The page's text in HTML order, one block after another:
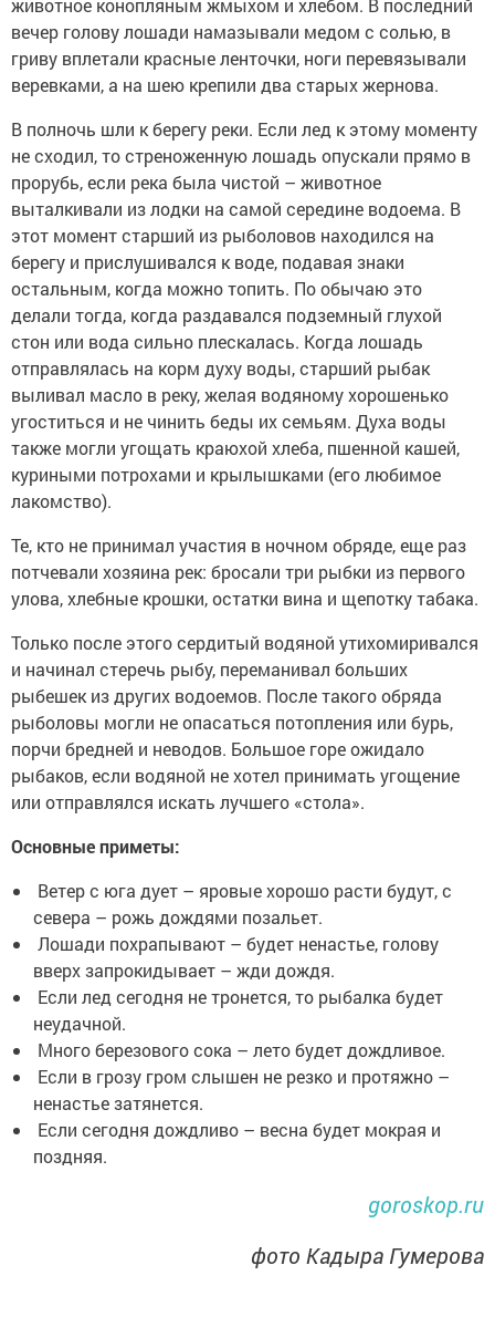
животное конопляным жмыхом и хлебом. В последний
вечер голову лошади намазывали медом с солью, в
гриву вплетали красные ленточки, ноги перевязывали
веревками, а на шею крепили два старых жернова.
В полночь шли к берегу реки. Если лед к этому моменту
не сходил, то стреноженную лошадь опускали прямо в
прорубь, если река была чистой – животное
выталкивали из лодки на самой середине водоема. В
этот момент старший из рыболовов находился на
берегу и прислушивался к воде, подавая знаки
остальным, когда можно топить. По обычаю это
делали тогда, когда раздавался подземный глухой
стон или вода сильно плескалась. Когда лошадь
отправлялась на корм духу воды, старший рыбак
выливал масло в реку, желая водяному хорошенько
угоститься и не чинить беды их семьям. Духа воды
также могли угощать краюхой хлеба, пшенной кашей,
куриными потрохами и крылышками (его любимое
лакомство).
Те, кто не принимал участия в ночном обряде, еще раз
потчевали хозяина рек: бросали три рыбки из первого
улова, хлебные крошки, остатки вина и щепотку табака.
Только после этого сердитый водяной утихомиривался
и начинал стеречь рыбу, переманивал больших
рыбешек из других водоемов. После такого обряда
рыболовы могли не опасаться потопления или бурь,
порчи бредней и неводов. Большое горе ожидало
рыбаков, если водяной не хотел принимать угощение
или отправлялся искать лучшего «стола».
Основные приметы:
Ветер с юга дует – яровые хорошо расти будут, с
севера – рожь дождями позальет.
Лошади похрапывают – будет ненастье, голову
вверх запрокидывает – жди дождя.
Если лед сегодня не тронется, то рыбалка будет
неудачной.
Много березового сока – лето будет дождливое.
Если в грозу гром слышен не резко и протяжно –
ненастье затянется.
Если сегодня дождливо – весна будет мокрая и
поздняя.
goroskop.ru
фото Кадыра Гумерова